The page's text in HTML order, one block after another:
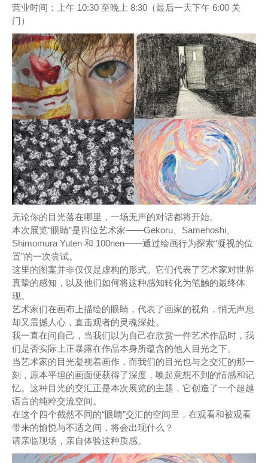
营业时间：上午 10:30 至晚上 8:30（最后一天下午 6:00 关
门）
无论你的目光落在哪里，一场无声的对话都将开始。
本次展览“眼睛”是四位艺术家——Gekoru、Samehoshi、
Shimomura Yuten 和 100nen——通过绘画行为探索“凝视的位
置”的一次尝试。
这里的图案并非仅仅是虚构的形式。它们代表了艺术家对世界
真挚的感知，以及他们如何将这种感知转化为笔触的最终体
现。
艺术家们在画布上描绘的眼睛，代表了画家的视角，悄无声息
却又震撼人心，直击观者的灵魂深处。
我一直在问自己，当我们以为自己在欣赏一件艺术作品时，我
们是否实际上正暴露在作品本身所蕴含的他人目光之下。
当艺术家的目光凝视着画作，而我们的目光也与之交汇的那一
刻，原本平坦的画面便获得了深度，唤起意想不到的情感和记
忆。这种目光的交汇正是本次展览的主题，它创造了一个超越
语言的纯粹交流空间。
在这个四个截然不同的“眼睛”交汇的空间里，在观看和被观看
带来的愉悦与不适之间，将会出现什么？
请亲临现场，亲自体验这种质感。